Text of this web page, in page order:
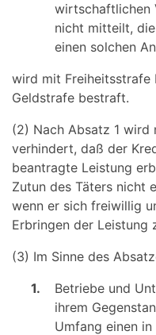
wirtschaftlichen
nicht mitteilt,
einen solchen
wird mit Freiheitsstrafe
Geldstrafe bestraft.
(2) Nach Absatz 1
verhindert, daß der
beantragte Leistung
Zutun des Täters nicht
wenn er sich freiwillig
Erbringen der Leistung
(3) Im Sinne des
1.
Betriebe und
ihrem
Umfang einen